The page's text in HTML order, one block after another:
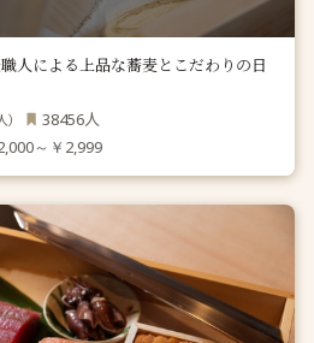
人による上品な蕎麦とこだわりの日
） 38456人
～￥2,999